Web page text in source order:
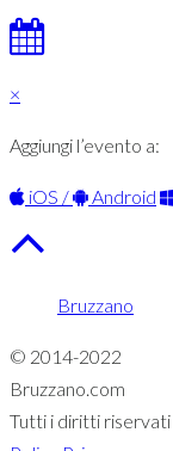
×
Aggiungi l’evento a:
iOS / Android
Bruzzano
© 2014-2022
Bruzzano.com
Tutti i diritti riservati